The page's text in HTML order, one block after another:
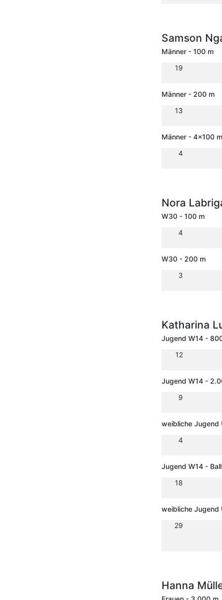
Samson
Männer - 100 m
19
Männer - 200 m
13
Männer - 4x100
4
Nora
W30 - 100 m
4
W30 - 200 m
3
Katharina
Jugend W14 -
12
Jugend W14 -
9
weibliche Jugend
4
Jugend W14 -
18
weibliche Jugend
29
Hanna